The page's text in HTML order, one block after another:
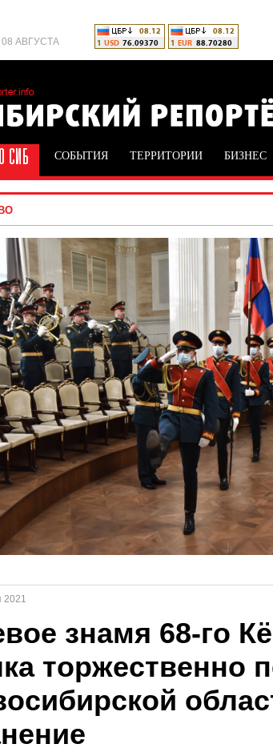
АВГУСТА
СОБЫТИЯ ТЕРРИТОРИИ БИЗНЕС
2021
знамя 68-го
торжественно